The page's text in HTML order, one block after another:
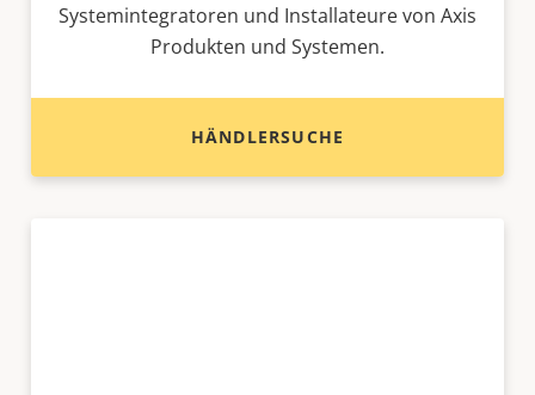
Systemintegratoren und Installateure von Axis
Produkten und Systemen.
HÄNDLERSUCHE